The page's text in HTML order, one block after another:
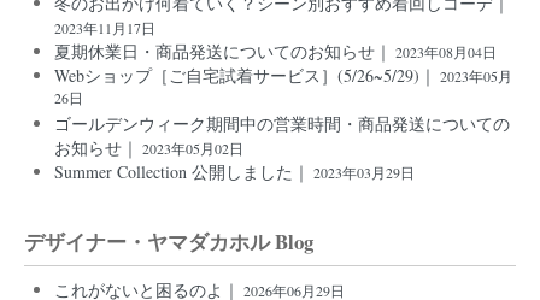
2023年11月17日
夏期休業日・商品発送についてのお知らせ｜ 2023年08月04日
Webショップ［ご自宅試着サービス］(5/26~5/29)｜ 2023年05月
26日
ゴールデンウィーク期間中の営業時間・商品発送についての
お知らせ｜ 2023年05月02日
Summer Collection 公開しました｜ 2023年03月29日
デザイナー・ヤマダカホル Blog
これがないと困るのよ｜ 2026年06月29日